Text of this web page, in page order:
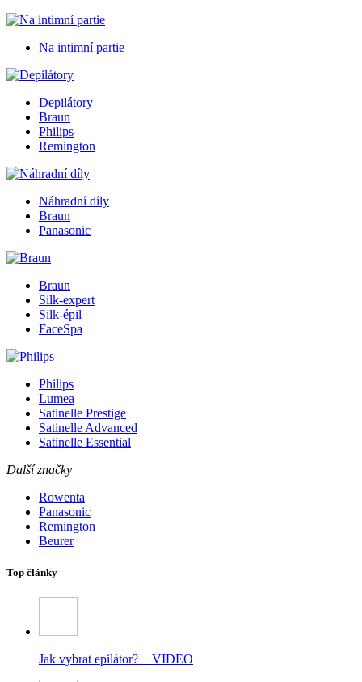
Na intimní partie
Depilátory
Braun
Philips
Remington
Náhradní díly
Braun
Panasonic
Braun
Silk-expert
Silk-épil
FaceSpa
Philips
Lumea
Satinelle Prestige
Satinelle Advanced
Satinelle Essential
Další značky
Rowenta
Panasonic
Remington
Beurer
Top články
Jak vybrat epilátor? + VIDEO